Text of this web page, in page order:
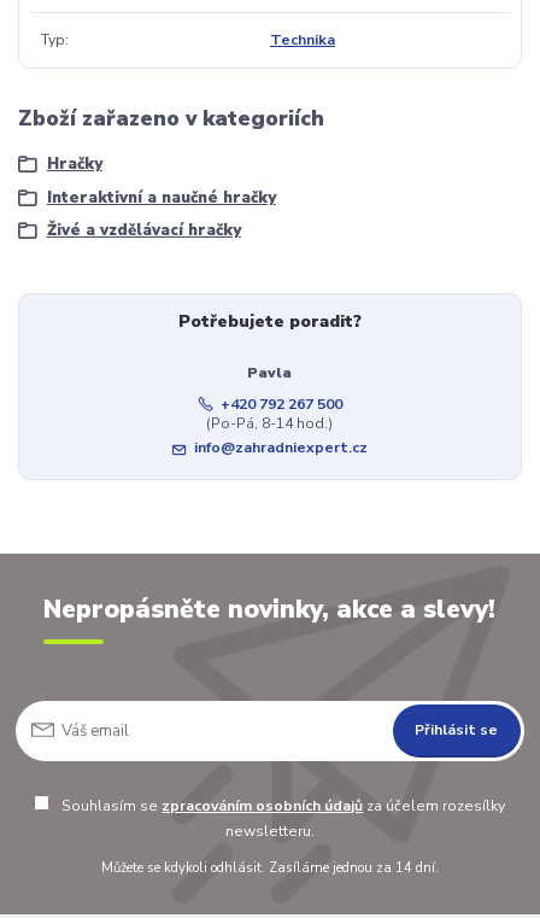
Typ Technika
Zboží zařazeno v kategoriích
Hračky
Interaktivní a naučné hračky
Živé a vzdělávací hračky
Potřebujete poradit?
Pavla
+420 792 267 500
(Po-Pá, 8-14 hod.)
info@zahradniexpert.cz
Nepropásněte novinky, akce a slevy!
Přihlásit se
Souhlasím se zpracováním osobních údajů za účelem rozesílky
newsletteru.
Můžete se kdykoli odhlásit. Zasíláme jednou za 14 dní.